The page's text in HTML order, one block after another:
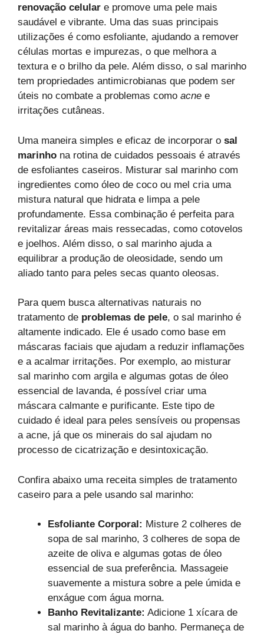
renovação celular e promove uma pele mais
saudável e vibrante. Uma das suas principais
utilizações é como esfoliante, ajudando a remover
células mortas e impurezas, o que melhora a
textura e o brilho da pele. Além disso, o sal marinho
tem propriedades antimicrobianas que podem ser
úteis no combate a problemas como acne e
irritações cutâneas.
Uma maneira simples e eficaz de incorporar o sal
marinho na rotina de cuidados pessoais é através
de esfoliantes caseiros. Misturar sal marinho com
ingredientes como óleo de coco ou mel cria uma
mistura natural que hidrata e limpa a pele
profundamente. Essa combinação é perfeita para
revitalizar áreas mais ressecadas, como cotovelos
e joelhos. Além disso, o sal marinho ajuda a
equilibrar a produção de oleosidade, sendo um
aliado tanto para peles secas quanto oleosas.
Para quem busca alternativas naturais no
tratamento de problemas de pele, o sal marinho é
altamente indicado. Ele é usado como base em
máscaras faciais que ajudam a reduzir inflamações
e a acalmar irritações. Por exemplo, ao misturar
sal marinho com argila e algumas gotas de óleo
essencial de lavanda, é possível criar uma
máscara calmante e purificante. Este tipo de
cuidado é ideal para peles sensíveis ou propensas
a acne, já que os minerais do sal ajudam no
processo de cicatrização e desintoxicação.
Confira abaixo uma receita simples de tratamento
caseiro para a pele usando sal marinho:
Esfoliante Corporal: Misture 2 colheres de
sopa de sal marinho, 3 colheres de sopa de
azeite de oliva e algumas gotas de óleo
essencial de sua preferência. Massageie
suavemente a mistura sobre a pele úmida e
enxágue com água morna.
Banho Revitalizante: Adicione 1 xícara de
sal marinho à água do banho. Permaneça de